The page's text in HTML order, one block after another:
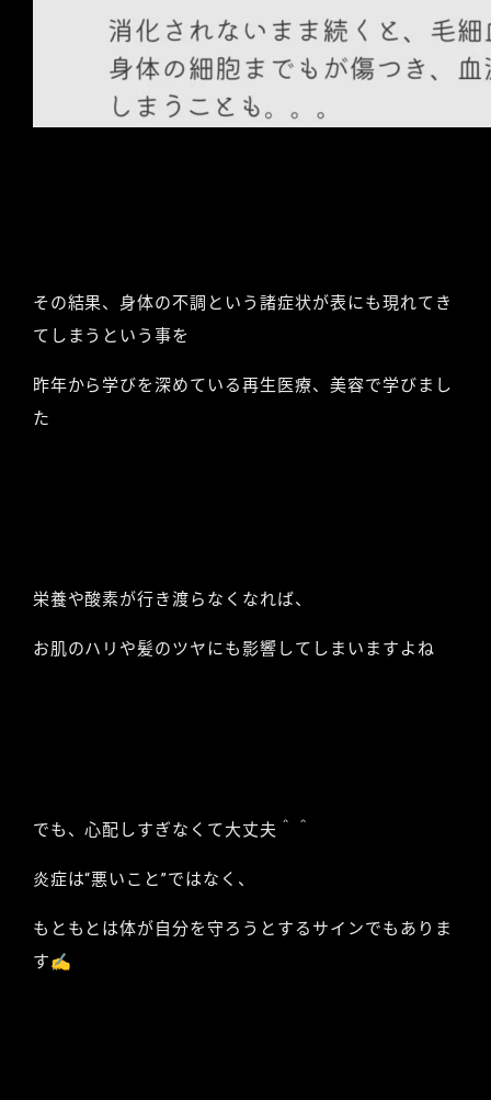
その結果、身体の不調という諸症状が表にも現れてき
てしまうという事を
昨年から学びを深めている再生医療、美容で学びまし
た
栄養や酸素が行き渡らなくなれば、
お肌のハリや髪のツヤにも影響してしまいますよね
でも、心配しすぎなくて大丈夫＾＾
炎症は“悪いこと”ではなく、
もともとは体が自分を守ろうとするサインでもありま
す✍️